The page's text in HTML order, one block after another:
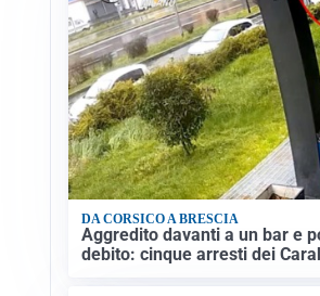
DA CORSICO A BRESCIA
Aggredito davanti a un bar e
debito: cinque arresti dei